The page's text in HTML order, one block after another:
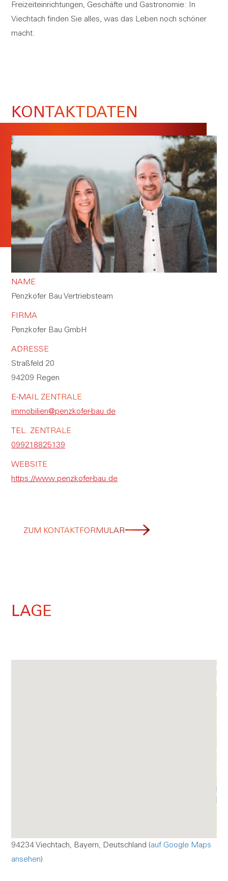
Freizeiteinrichtungen, Geschäfte und Gastronomie: In
Viechtach finden Sie alles, was das Leben noch schöner
macht.
KONTAKTDATEN
NAME
Penzkofer Bau Vertriebsteam
FIRMA
Penzkofer Bau GmbH
ADRESSE
Straßfeld 20
94209 Regen
E-MAIL ZENTRALE
immobilien@penzkofer-bau.de
TEL. ZENTRALE
099218825139
WEBSITE
https://www.penzkofer-bau.de
ZUM KONTAKTFORMULAR
LAGE
94234 Viechtach, Bayern, Deutschland (auf Google Maps
ansehen)